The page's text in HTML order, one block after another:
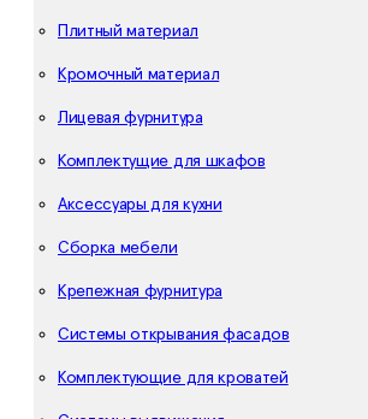
Плитный материал
Кромочный материал
Лицевая фурнитура
Комплектущие для шкафов
Аксессуары для кухни
Сборка мебели
Крепежная фурнитура
Системы открывания фасадов
Комплектующие для кроватей